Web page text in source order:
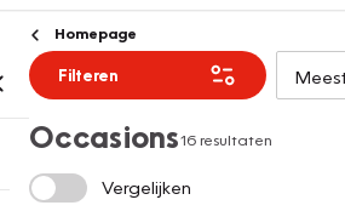
Homepage
Filteren
Occasions16 resultaten
Vergelijken